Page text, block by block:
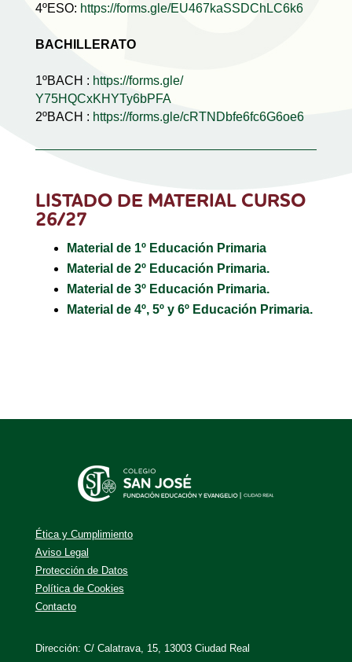
4ºESO: https://forms.gle/EU467kaSSDChLC6k6
BACHILLERATO
1ºBACH : https://forms.gle/
Y75HQCxKHYTy6bPFA
2ºBACH : https://forms.gle/cRTNDbfe6fc6G6oe6
LISTADO DE MATERIAL CURSO
26/27
Material de 1º Educación Primaria
Material de 2º Educación Primaria.
Material de 3º Educación Primaria.
Material de 4º, 5º y 6º Educación Primaria.
Ética y Cumplimiento
Aviso Legal
Protección de Datos
Política de Cookies
Contacto
Dirección: C/ Calatrava, 15, 13003 Ciudad Real